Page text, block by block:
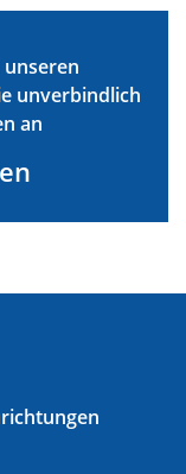
unseren
unverbindlich
an